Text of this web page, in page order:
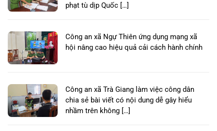
phạt tù dịp Quốc […]
Công an xã Ngự Thiên ứng dụng mạng xã
hội nâng cao hiệu quả cải cách hành chính
Công an xã Trà Giang làm việc công dân
chia sẻ bài viết có nội dung dễ gây hiểu
nhầm trên không […]